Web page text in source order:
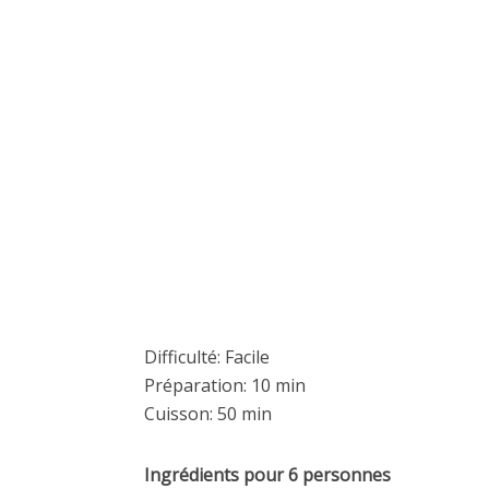
Difficulté: Facile
Préparation: 10 min
Cuisson: 50 min
Ingrédients pour 6 personnes